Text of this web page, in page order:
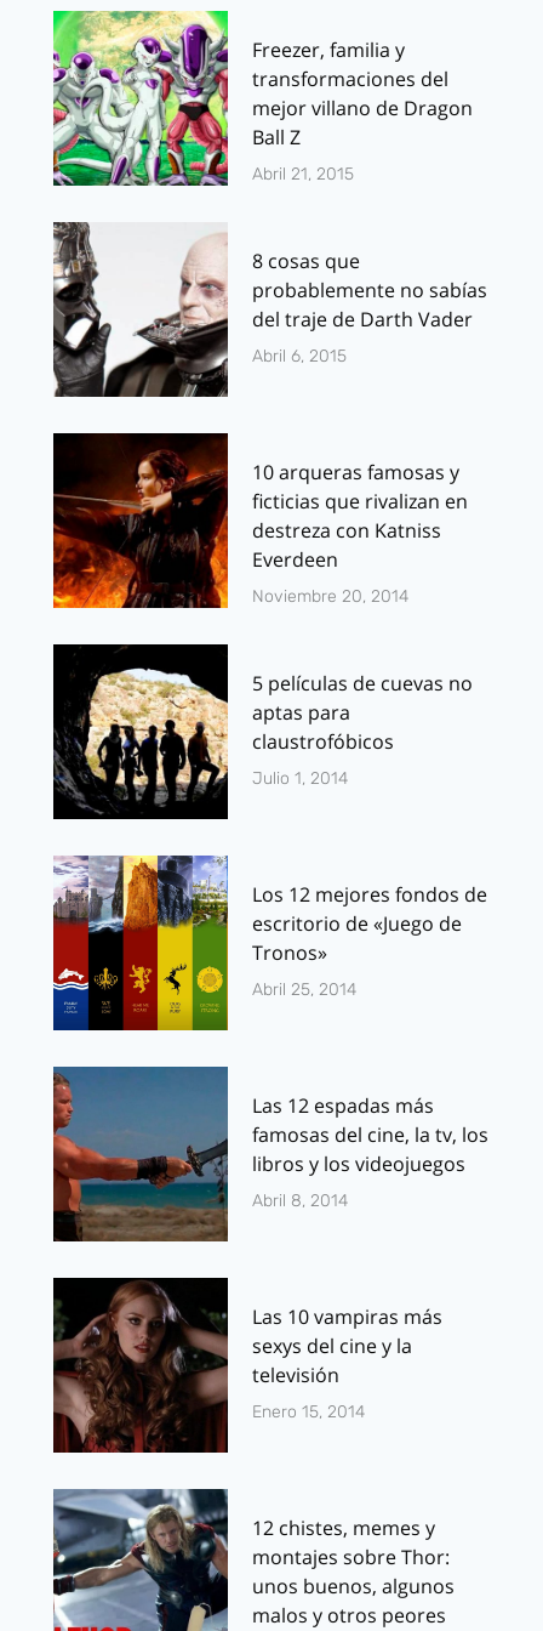
Freezer, familia y
transformaciones del
mejor villano de Dragon
Ball Z
Abril 21, 2015
8 cosas que
probablemente no sabías
del traje de Darth Vader
Abril 6, 2015
10 arqueras famosas y
ficticias que rivalizan en
destreza con Katniss
Everdeen
Noviembre 20, 2014
5 películas de cuevas no
aptas para
claustrofóbicos
Julio 1, 2014
Los 12 mejores fondos de
escritorio de «Juego de
Tronos»
Abril 25, 2014
Las 12 espadas más
famosas del cine, la tv, los
libros y los videojuegos
Abril 8, 2014
Las 10 vampiras más
sexys del cine y la
televisión
Enero 15, 2014
12 chistes, memes y
montajes sobre Thor:
unos buenos, algunos
malos y otros peores